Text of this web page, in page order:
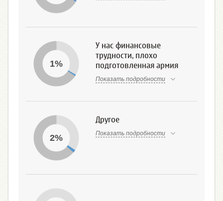
1%
У нас финансовые
трудности, плохо
подготовленная армия
Показать подробности
2%
Другое
Показать подробности